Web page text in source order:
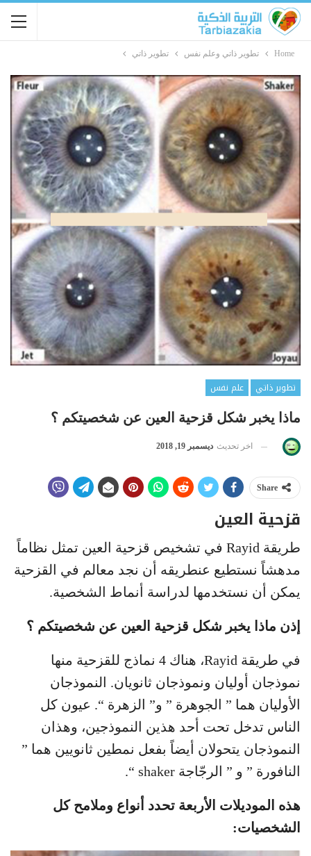
Home تطوير ذاتي وعلم نفس تطوير ذاتي
تطوير ذاتي
علم نفس
ماذا يخبر شكل قزحية العين عن شخصيتكم ؟
اخر تحديث ديسمبر 19, 2018
Share
قزحية العين
طريقة Rayid في تشخيص قزحية العين تمثل نظاماً
مدهشاً نستطيع عنطريقه أن نجد معالم في القزحية
يمكن أن نستخدمها لدراسة أنماط الشخصية.
إذن ماذا يخبر شكل قزحية العين عن شخصيتكم ؟
في طريقة Rayid، هناك 4 نماذج للقزحية منها
نموذجان أوليان ونموذجان ثانويان. النموذجان
الأوليان هما ” الجوهرة ” و” الزهرة “. عيون كل
الناس تدخل تحت أحد هذين النموذجين، وهذان
النموذجان يتحولان أيضاً بفعل نمطين ثانويين هما ”
النافورة ” و ” الرجّاجة shaker “.
هذه الموديلات الأربعة تحدد أنواع وملامح كل
الشخصيات: